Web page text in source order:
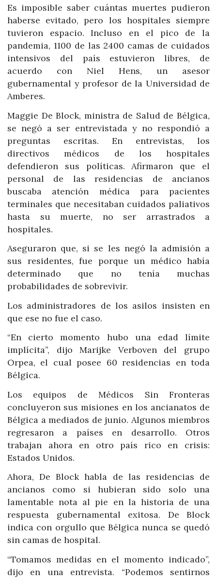
Es imposible saber cuántas muertes pudieron
haberse evitado, pero los hospitales siempre
tuvieron espacio. Incluso en el pico de la
pandemia, 1100 de las 2400 camas de cuidados
intensivos del país estuvieron libres, de
acuerdo con Niel Hens, un asesor
gubernamental y profesor de la Universidad de
Amberes.
Maggie De Block, ministra de Salud de Bélgica,
se negó a ser entrevistada y no respondió a
preguntas escritas. En entrevistas, los
directivos médicos de los hospitales
defendieron sus políticas. Afirmaron que el
personal de las residencias de ancianos
buscaba atención médica para pacientes
terminales que necesitaban cuidados paliativos
hasta su muerte, no ser arrastrados a
hospitales.
Aseguraron que, si se les negó la admisión a
sus residentes, fue porque un médico había
determinado que no tenía muchas
probabilidades de sobrevivir.
Los administradores de los asilos insisten en
que ese no fue el caso.
“En cierto momento hubo una edad límite
implícita”, dijo Marijke Verboven del grupo
Orpea, el cual posee 60 residencias en toda
Bélgica.
Los equipos de Médicos Sin Fronteras
concluyeron sus misiones en los ancianatos de
Bélgica a mediados de junio. Algunos miembros
regresaron a países en desarrollo. Otros
trabajan ahora en otro país rico en crisis:
Estados Unidos.
Ahora, De Block habla de las residencias de
ancianos como si hubieran sido solo una
lamentable nota al pie en la historia de una
respuesta gubernamental exitosa. De Block
indica con orgullo que Bélgica nunca se quedó
sin camas de hospital.
“Tomamos medidas en el momento indicado”,
dijo en una entrevista. “Podemos sentirnos